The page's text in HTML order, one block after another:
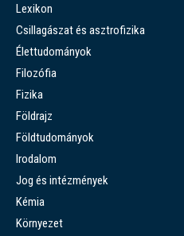
Lexikon
Csillagászat és asztrofizika
Élettudományok
Filozófia
Fizika
Földrajz
Földtudományok
Irodalom
Jog és intézmények
Kémia
Környezet